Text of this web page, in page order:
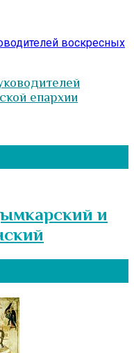
епархии
и